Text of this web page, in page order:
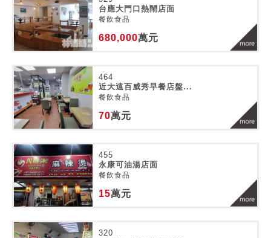
台應大門口熱鬧店面
餐飲食品
680,000萬元
464
近大遠百威秀早餐店盤...
餐飲食品
70萬元
455
永康可油湯店面
餐飲食品
15萬元
320